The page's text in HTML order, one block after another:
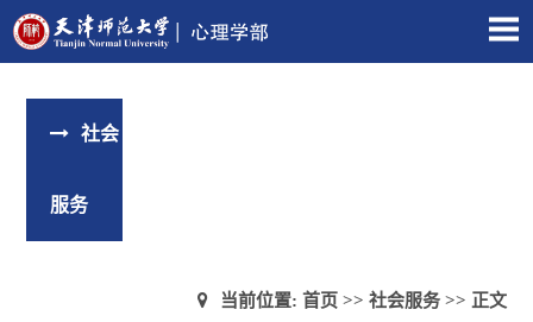
社会
服务
当前位置: 首页 >> 社会服务>> 正文